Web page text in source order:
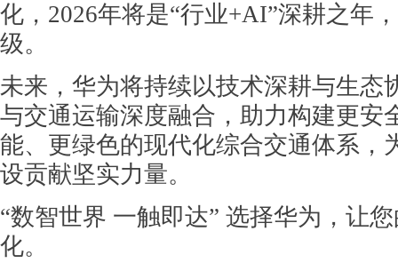
化，2026年将是“行业+AI”深耕之年
级。
未来，华为将持续以技术深耕与生态
与交通运输深度融合，助力构建更安
能、更绿色的现代化综合交通体系，
设贡献坚实力量。
“数智世界 一触即达” 选择华为，让
化。